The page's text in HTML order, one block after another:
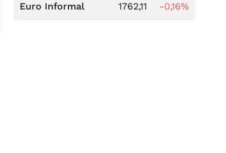
Euro Informal
1762,11 -0,16%